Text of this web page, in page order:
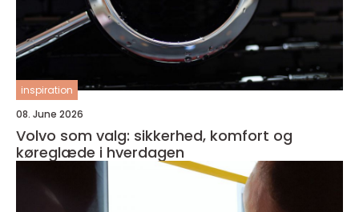
inspiration
08. June 2026
Volvo som valg: sikkerhed, komfort og
køreglæde i hverdagen